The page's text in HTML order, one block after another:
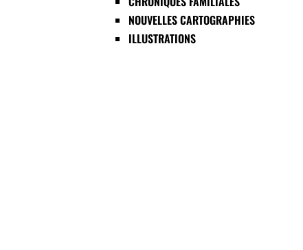
NOUVELLES CARTOGRAPHIES
ILLUSTRATIONS